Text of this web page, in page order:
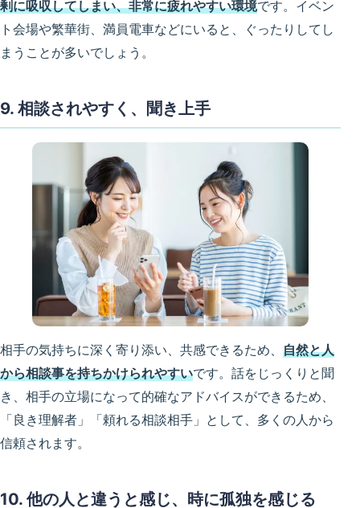
剰に吸収してしまい、非常に疲れやすい環境です。イベン
ト会場や繁華街、満員電車などにいると、ぐったりしてし
まうことが多いでしょう。
9. 相談されやすく、聞き上手
相手の気持ちに深く寄り添い、共感できるため、 自然と人
から相談事を持ちかけられやすいです。話をじっくりと聞
き、相手の立場になって的確なアドバイスができるため、
「良き理解者」「頼れる相談相手」として、多くの人から
信頼されます。
10. 他の人と違うと感じ、時に孤独を感じる